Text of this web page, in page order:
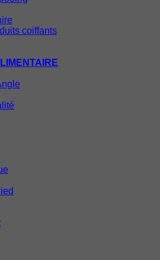
coiffants